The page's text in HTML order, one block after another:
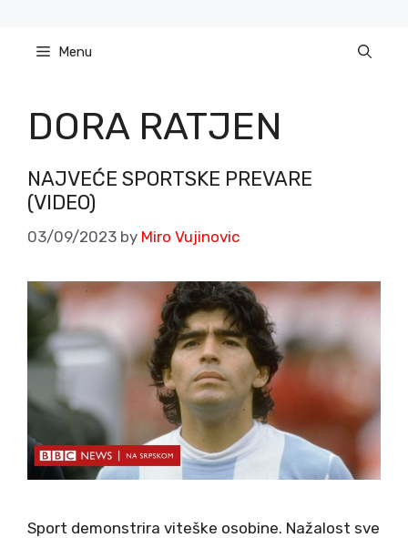
content Menu
DORA RATJEN
NAJVEĆE SPORTSKE PREVARE
(VIDEO)
03/09/2023 by Miro Vujinovic
Sport demonstrira viteške osobine. Nažalost sve